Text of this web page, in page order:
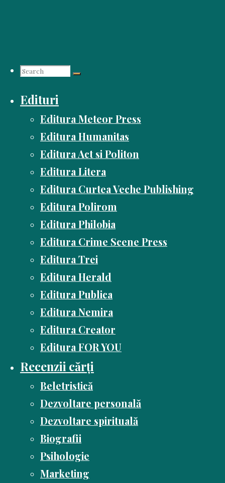
Search
for:
Edituri
Editura Meteor Press
Editura Humanitas
Editura Act si Politon
Editura Litera
Editura Curtea Veche Publishing
Editura Polirom
Editura Philobia
Editura Crime Scene Press
Editura Trei
Editura Herald
Editura Publica
Editura Nemira
Editura Creator
Editura FOR YOU
Recenzii cărți
Beletristică
Dezvoltare personală
Dezvoltare spirituală
Biografii
Psihologie
Marketing